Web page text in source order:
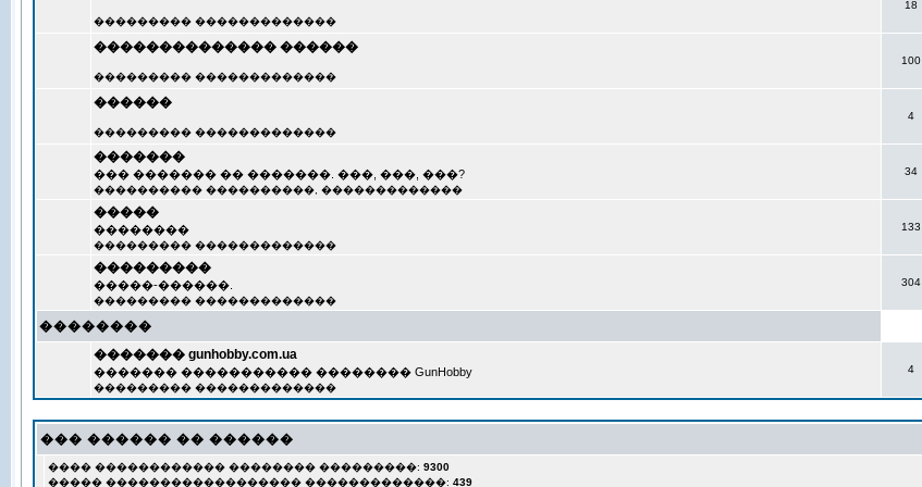
��������� �������������
18
�������������� ������
��������� �������������
100
������
��������� �������������
4
�������
��� ������� �� �������. ���, ���, ���?
���������� ����������, �������������
34
�����
��������
��������� �������������
133
���������
�����-������.
��������� �������������
304
��������
������� gunhobby.com.ua
������� ����������� �������� GunHobby
��������� �������������
4
��� ������ �� ������
���� ������������ �������� ���������: 9300
����� ������������������ �������������: 439